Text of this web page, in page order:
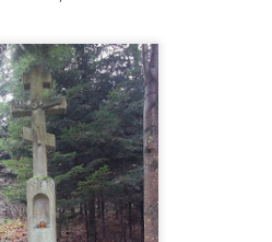
cieniu kamiennych kapliczek.
10 km od Krosna, na skraju
Wisłoka. Z jednej strony zakole
Góry, więc wioska ta
na wzgórzach. Do 1945 roku
był zamieszkiwany
ale o tym w kolejnym wpisie.